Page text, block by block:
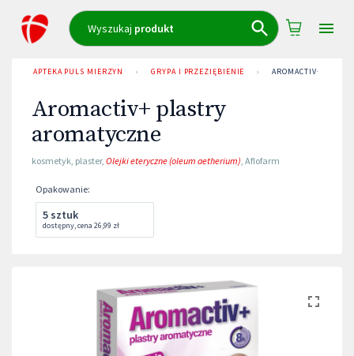
Wyszukaj produkt
APTEKA PULS MIERZYN › GRYPA I PRZEZIĘBIENIE › AROMACTIV+
Aromactiv+ plastry
aromatyczne
kosmetyk, plaster, Olejki eteryczne (oleum aetherium), Aflofarm
Opakowanie:
5 sztuk
dostępny,cena 26,99 zł